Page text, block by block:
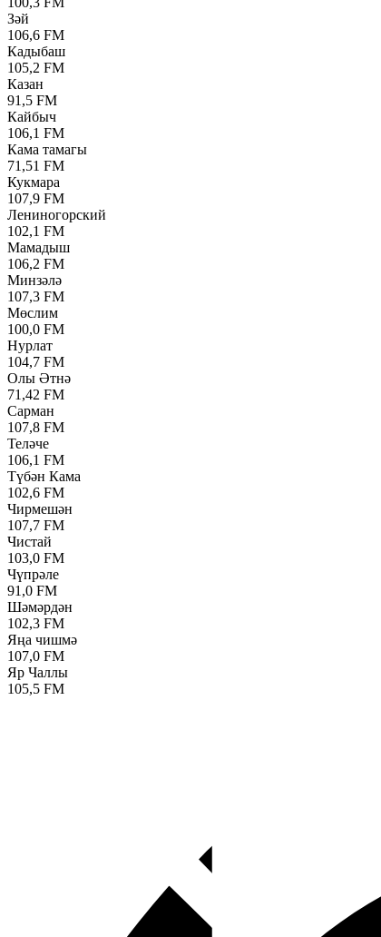
Зәй
106,6 FM
Кадыбаш
105,2 FM
Казан
91,5 FM
Кайбыч
106,1 FM
Кама тамагы
71,51 FM
Кукмара
107,9 FM
Лениногорский
102,1 FM
Мамадыш
106,2 FM
Минзәлә
107,3 FM
Мөслим
100,0 FM
Нурлат
104,7 FM
Олы Әтнә
71,42 FM
Сарман
107,8 FM
Теләче
106,1 FM
Түбән Кама
102,6 FM
Чирмешән
107,7 FM
Чистай
103,0 FM
Чүпрәле
91,0 FM
Шәмәрдән
102,3 FM
Яңа чишмә
107,0 FM
Яр Чаллы
105,5 FM